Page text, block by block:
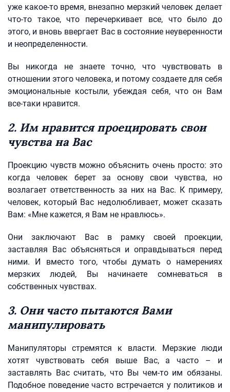
уже какое-то время, внезапно мерзкий человек делает
что-то такое, что перечеркивает все, что было до
этого, и вновь ввергает Вас в состояние неуверенности
и неопределенности.
Вы никогда не знаете точно, что чувствовать в
отношении этого человека, и потому создаете для себя
эмоциональные костыли, убеждая себя, что он Вам
все-таки нравится.
2. Им нравится проецировать свои
чувства на Вас
Проекцию чувств можно объяснить очень просто: это
когда человек берет за основу свои чувства, но
возлагает ответственность за них на Вас. К примеру,
человек, который Вас недолюбливает, может сказать
Вам: «Мне кажется, я Вам не нравлюсь».
Они заключают Вас в рамку своей проекции,
заставляя Вас объясняться и оправдываться перед
ними. И вместо того, чтобы думать о намерениях
мерзких людей, Вы начинаете сомневаться в
собственных чувствах.
3. Они часто пытаются Вами
манипулировать
Манипуляторы стремятся к власти. Мерзкие люди
хотят чувствовать себя выше Вас, а часто – и
заставлять Вас считать, что Вы чем-то им обязаны.
Подобное поведение часто встречается у политиков и